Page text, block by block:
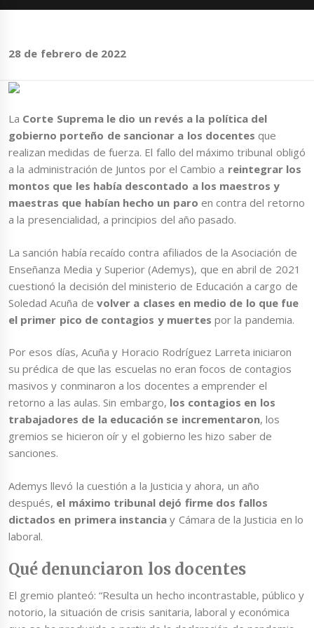
28 de febrero de 2022
La Corte Suprema le dio un revés a la política del
gobierno porteño de sancionar a los docentes que
realizan medidas de fuerza. El fallo del máximo tribunal obligó
a la administración de Juntos por el Cambio a reintegrar los
montos que les había descontado a los maestros y
maestras que habían hecho un paro en contra del retorno
a la presencialidad, a principios del año pasado.
La sanción había recaído contra afiliados de la Asociación de
Enseñanza Media y Superior (Ademys), que en abril de 2021
cuestionó la decisión del ministerio de Educación a cargo de
Soledad Acuña de volver a clases en medio de lo que fue
el primer pico de contagios y muertes por la pandemia.
Por esos días, Acuña y Horacio Rodríguez Larreta iniciaron
su prédica de que las escuelas no eran focos de contagios
masivos y conminaron a los docentes a emprender el
retorno a las aulas. Sin embargo, los contagios en los
trabajadores de la educación se incrementaron, los
gremios se hicieron oír y el gobierno les hizo saber de
sanciones.
Ademys llevó la cuestión a la Justicia y ahora, un año
después, el máximo tribunal dejó firme dos fallos
dictados en primera instanciay Cámara de la Justicia en lo
laboral.
Qué denunciaron los docentes
El gremio planteó: “Resulta un hecho incontrastable, público y
notorio, la situación de crisis sanitaria, laboral y económica